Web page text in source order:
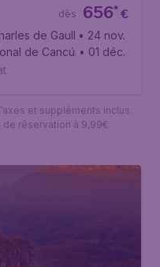
€
656*
dès
de Gaulle• 24 nov.
de Cancún• 01 déc.
et suppléments inclus.
réservation à 9,99€.